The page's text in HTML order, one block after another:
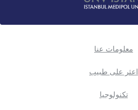
معلومات عنا
اعثر على طبيب
تكنولوجيا